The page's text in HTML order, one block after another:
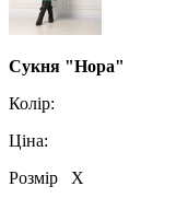
Сукня "Нора"
Колір:
Ціна:
Розмір
X